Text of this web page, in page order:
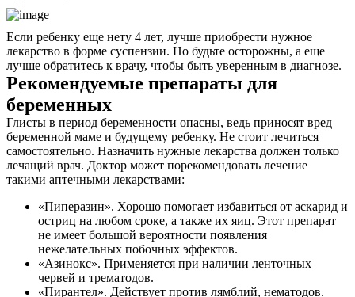
Если ребенку еще нету 4 лет, лучше приобрести нужное
лекарство в форме суспензии. Но будьте осторожны, а еще
лучше обратитесь к врачу, чтобы быть уверенным в диагнозе.
Рекомендуемые препараты для
беременных
Глисты в период беременности опасны, ведь приносят вред
беременной маме и будущему ребенку. Не стоит лечиться
самостоятельно. Назначить нужные лекарства должен только
лечащий врач. Доктор может порекомендовать лечение
такими аптечными лекарствами:
«Пиперазин». Хорошо помогает избавиться от аскарид и
остриц на любом сроке, а также их яиц. Этот препарат
не имеет большой вероятности появления
нежелательных побочных эффектов.
«Азинокс». Применяется при наличии ленточных
червей и трематодов.
«Пирантел». Действует против лямблий, нематодов.